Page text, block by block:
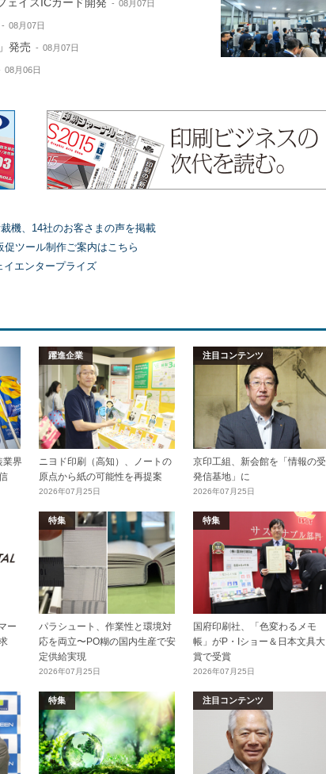
08月07日
08月07日
発売 08月07日
08月06日
機、14社のお客さまの声を掲載
ツール制作ご案内はこちら
エンタープライズ
業界
躍進企業
ニヨド印刷（高知）、ノートの
原点から紙の可能性を再提案
2026年07月25日
注目コンテンツ
京印工組、新会館を「情報の受
発信基地」に
2026年07月25日
ー
特集
パラシュート、作業性と環境対
応を両立〜PO糊の国内生産で安
定供給実現
2026年07月25日
特集
国府印刷社、「色変わるメモ
帳」がP・Iショー＆日本文具大
賞で受賞
2026年07月25日
特集 注目コンテンツ